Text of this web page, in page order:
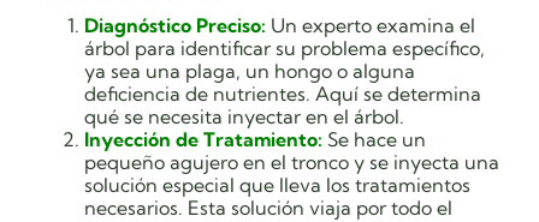
Diagnóstico Preciso: Un experto examina el
árbol para identificar su problema específico,
ya sea una plaga, un hongo o alguna
deficiencia de nutrientes. Aquí se determina
qué se necesita inyectar en el árbol.
Inyección de Tratamiento: Se hace un
pequeño agujero en el tronco y se inyecta una
solución especial que lleva los tratamientos
necesarios. Esta solución viaja por todo el